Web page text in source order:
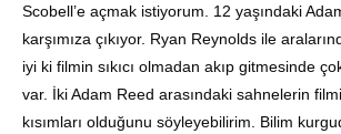
Scobell’e açmak istiyorum. 12 yaşındaki
karşımıza çıkıyor. Ryan Reynolds ile
iyi ki filmin sıkıcı olmadan akıp gitmesinde
var. İki Adam Reed arasındaki sahnelerin
kısımları olduğunu söyleyebilirim. Bilim